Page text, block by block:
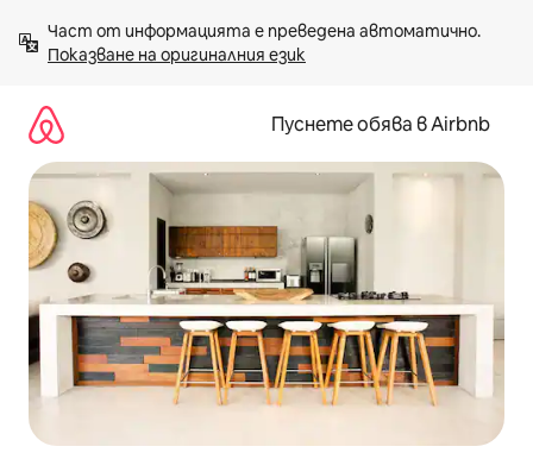
към
съдържанието
Показване на оригиналния език
Пуснете обява в Airbnb